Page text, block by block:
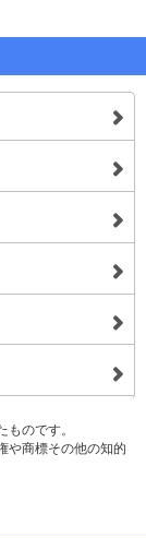
のです。
や商標その他の知的